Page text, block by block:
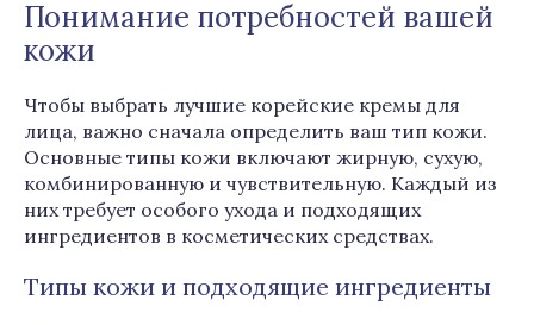
Понимание потребностей вашей
кожи
Чтобы выбрать лучшие корейские кремы для
лица, важно сначала определить ваш тип кожи.
Основные типы кожи включают жирную, сухую,
комбинированную и чувствительную. Каждый из
них требует особого ухода и подходящих
ингредиентов в косметических средствах.
Типы кожи и подходящие ингредиенты